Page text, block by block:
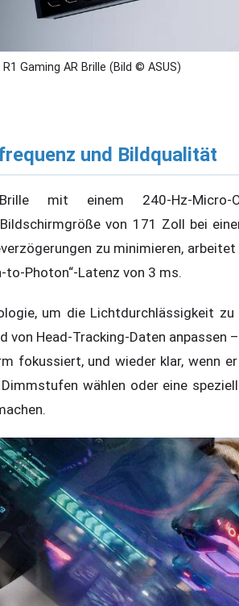
R1 Gaming AR Brille (Bild © ASUS)
und Bildqualität
mit einem 240-Hz-Micro-
von 171 Zoll bei
zu minimieren,
Photon“-Latenz von 3 ms.
um die Lichtdurchlässigkeit zu
von Head-Tracking-Daten anpassen
fokussiert, und wieder klar, wenn
wählen oder eine